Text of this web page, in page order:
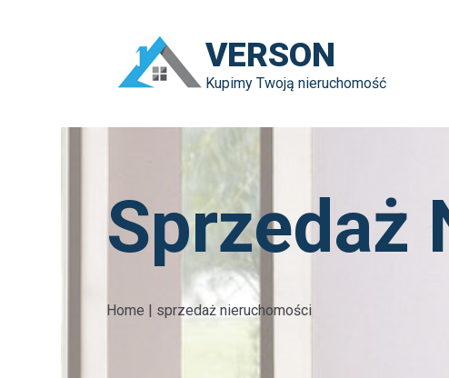
VERSON
Kupimy Twoją nieruchomość
Sprzedaż
Home sprzedaż nieruchomości